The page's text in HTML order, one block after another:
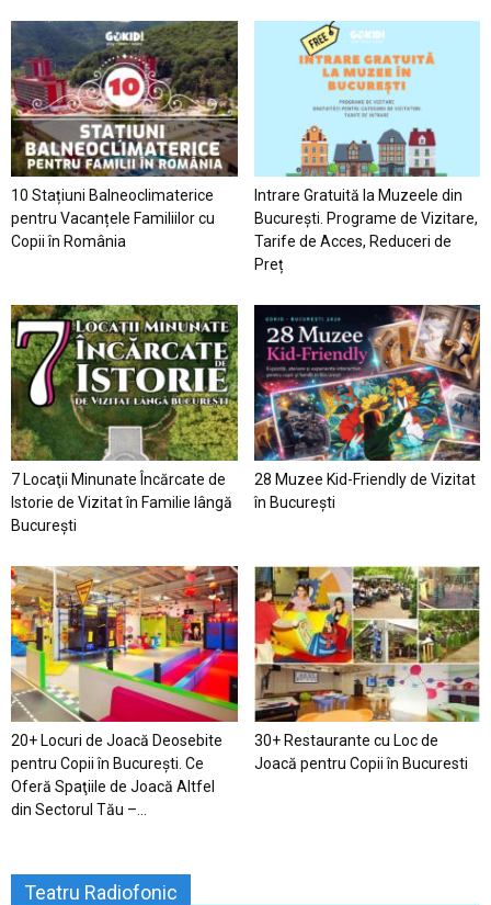
10 Stațiuni Balneoclimaterice
pentru Vacanțele Familiilor cu
Copii în România
Intrare Gratuită la Muzeele din
București. Programe de Vizitare,
Tarife de Acces, Reduceri de
Preț
7 Locaţii Minunate Încărcate de
Istorie de Vizitat în Familie lângă
București
28 Muzee Kid-Friendly de Vizitat
în București
20+ Locuri de Joacă Deosebite
pentru Copii în Bucureşti. Ce
Oferă Spaţiile de Joacă Altfel
din Sectorul Tău –...
30+ Restaurante cu Loc de
Joacă pentru Copii în Bucuresti
Teatru Radiofonic